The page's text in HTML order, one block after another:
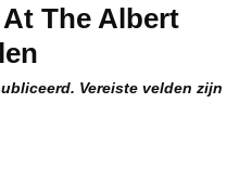
The Albert
Vereiste velden zijn